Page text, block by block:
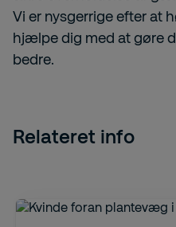
Vi er nysgerrige efter at
hjælpe dig med at gøre
bedre.
Relateret info